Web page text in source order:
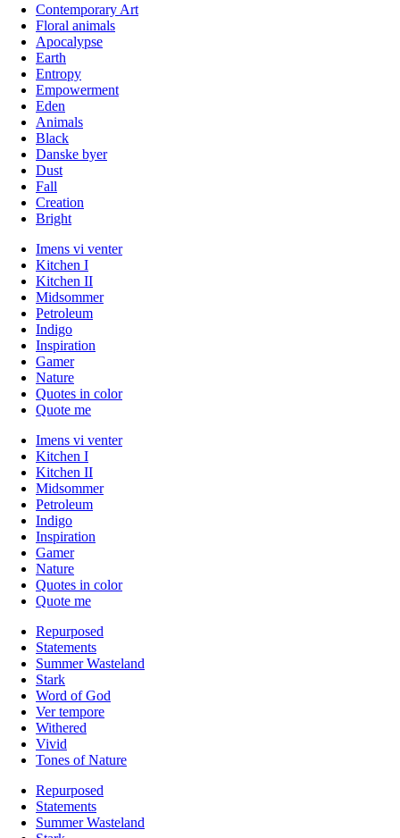
Contemporary Art
Floral animals
Apocalypse
Earth
Entropy
Empowerment
Eden
Animals
Black
Danske byer
Dust
Fall
Creation
Bright
Imens vi venter
Kitchen I
Kitchen II
Midsommer
Petroleum
Indigo
Inspiration
Gamer
Nature
Quotes in color
Quote me
Imens vi venter
Kitchen I
Kitchen II
Midsommer
Petroleum
Indigo
Inspiration
Gamer
Nature
Quotes in color
Quote me
Repurposed
Statements
Summer Wasteland
Stark
Word of God
Ver tempore
Withered
Vivid
Tones of Nature
Repurposed
Statements
Summer Wasteland